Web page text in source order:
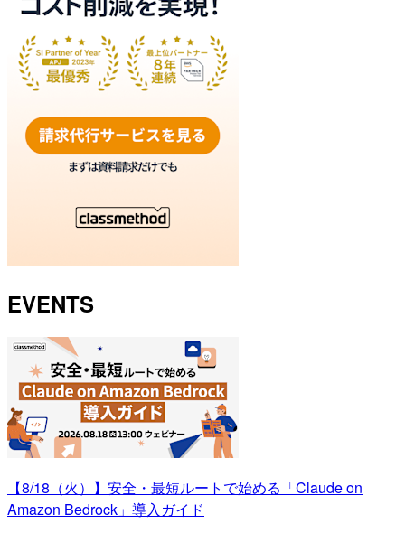
EVENTS
【8/18（火）】安全・最短ルートで始める「Claude on
Amazon Bedrock」導入ガイド